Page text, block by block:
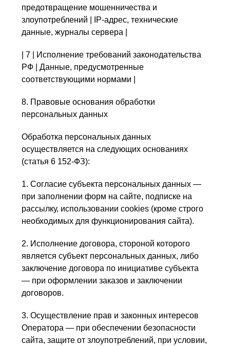
предотвращение мошенничества и
злоупотреблений | IP-адрес, технические
данные, журналы сервера |
| 7 | Исполнение требований законодательства
РФ | Данные, предусмотренные
соответствующими нормами |
8. Правовые основания обработки
персональных данных
Обработка персональных данных
осуществляется на следующих основаниях
(статья 6 152-ФЗ):
1. Согласие субъекта персональных данных —
при заполнении форм на сайте, подписке на
рассылку, использовании cookies (кроме строго
необходимых для функционирования сайта).
2. Исполнение договора, стороной которого
является субъект персональных данных, либо
заключение договора по инициативе субъекта
— при оформлении заказов и заключении
договоров.
3. Осуществление прав и законных интересов
Оператора — при обеспечении безопасности
сайта, защите от злоупотреблений, при условии,